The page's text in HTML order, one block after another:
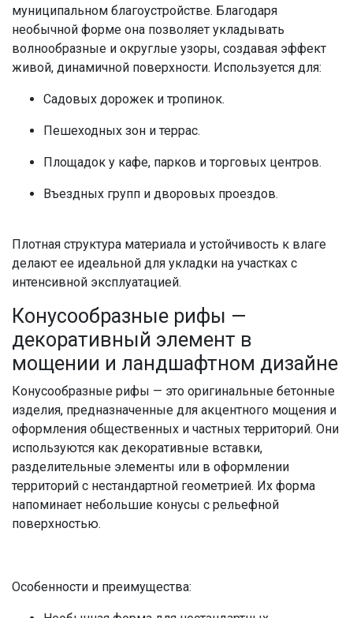
муниципальном благоустройстве. Благодаря
необычной форме она позволяет укладывать
волнообразные и округлые узоры, создавая эффект
живой, динамичной поверхности. Используется для:
Садовых дорожек и тропинок.
Пешеходных зон и террас.
Площадок у кафе, парков и торговых центров.
Въездных групп и дворовых проездов.
Плотная структура материала и устойчивость к влаге
делают ее идеальной для укладки на участках с
интенсивной эксплуатацией.
Конусообразные рифы —
декоративный элемент в
мощении и ландшафтном дизайне
Конусообразные рифы — это оригинальные бетонные
изделия, предназначенные для акцентного мощения и
оформления общественных и частных территорий. Они
используются как декоративные вставки,
разделительные элементы или в оформлении
территорий с нестандартной геометрией. Их форма
напоминает небольшие конусы с рельефной
поверхностью.
Особенности и преимущества: